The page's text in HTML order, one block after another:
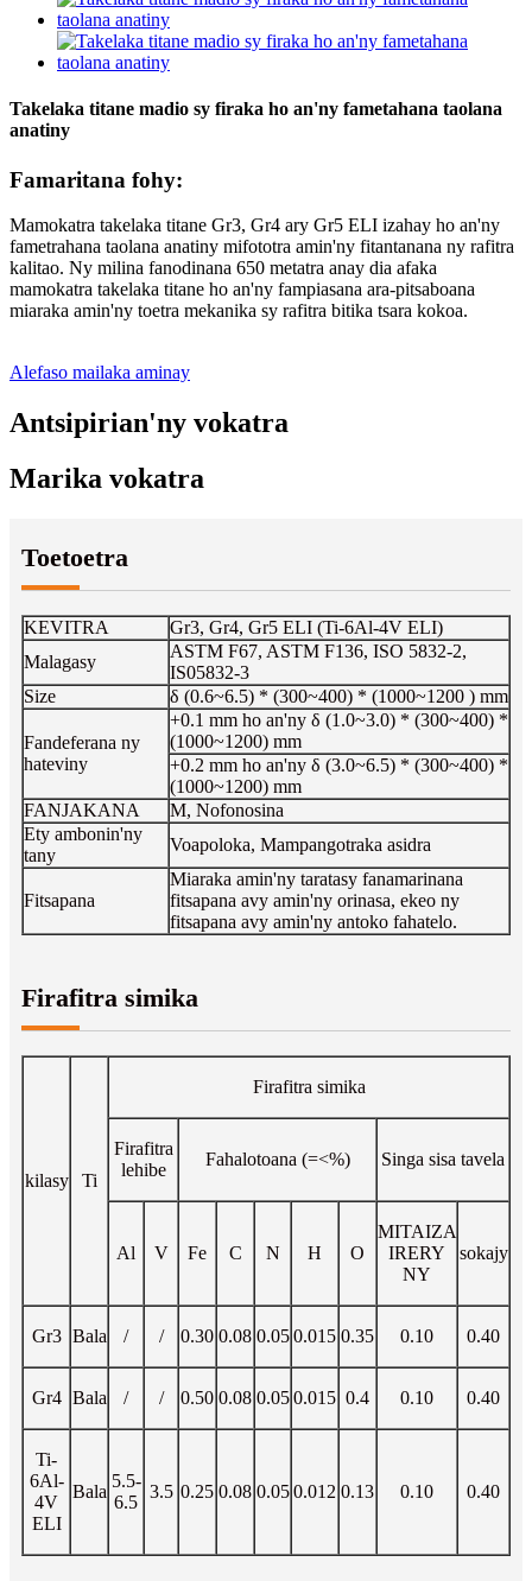
Takelaka titane madio sy firaka ho an'ny fametahana taolana
anatiny
Famaritana fohy:
Mamokatra takelaka titane Gr3, Gr4 ary Gr5 ELI izahay ho an'ny
fametrahana taolana anatiny mifototra amin'ny fitantanana ny rafitra
kalitao. Ny milina fanodinana 650 metatra anay dia afaka
mamokatra takelaka titane ho an'ny fampiasana ara-pitsaboana
miaraka amin'ny toetra mekanika sy rafitra bitika tsara kokoa.
Alefaso mailaka aminay
Antsipirian'ny vokatra
Marika vokatra
Toetoetra
KEVITRA
Gr3, Gr4, Gr5 ELI (Ti-6Al-4V ELI)
Malagasy
ASTM F67, ASTM F136, ISO 5832-2,
IS05832-3
Size
δ (0.6~6.5) * (300~400) * (1000~1200 ) mm
Fandeferana ny
hateviny
+0.1 mm ho an'ny δ (1.0~3.0) * (300~400) *
(1000~1200) mm
+0.2 mm ho an'ny δ (3.0~6.5) * (300~400) *
(1000~1200) mm
FANJAKANA
M, Nofonosina
Ety ambonin'ny
tany
Voapoloka, Mampangotraka asidra
Fitsapana
Miaraka amin'ny taratasy fanamarinana
fitsapana avy amin'ny orinasa, ekeo ny
fitsapana avy amin'ny antoko fahatelo.
Firafitra simika
kilasy Ti
Firafitra simika
Firafitra
lehibe
Fahalotoana (=<%) Singa sisa tavela
Al V Fe C N H O
MITAIZA
IRERY
NY
sokajy
Gr3 Bala / / 0.30 0.08 0.05 0.015 0.35 0.10 0.40
Gr4 Bala / / 0.50 0.08 0.05 0.015 0.4 0.10 0.40
Ti-
6Al-
4V
ELI
Bala
5.5-
6.5
3.5 0.25 0.08 0.05 0.012 0.13 0.10 0.40